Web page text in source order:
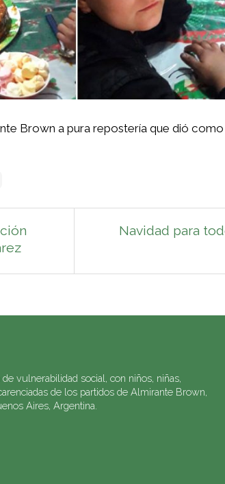
Brown a pura repostería que dió
Navidad para
vulnerabilidad social, con niños, niñas,
de los partidos de Almirante Brown,
Aires, Argentina.